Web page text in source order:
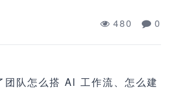
480 0
团队怎么搭 AI 工作流、怎么建